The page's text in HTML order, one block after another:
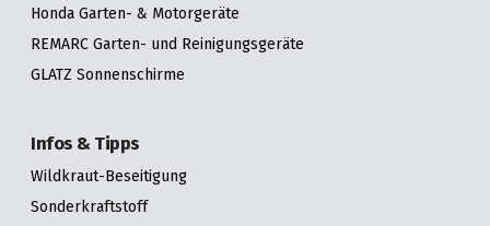
Honda Garten- & Motorgeräte
REMARC Garten- und Reinigungsgeräte
GLATZ Sonnenschirme
Infos & Tipps
Wildkraut-Beseitigung
Sonderkraftstoff